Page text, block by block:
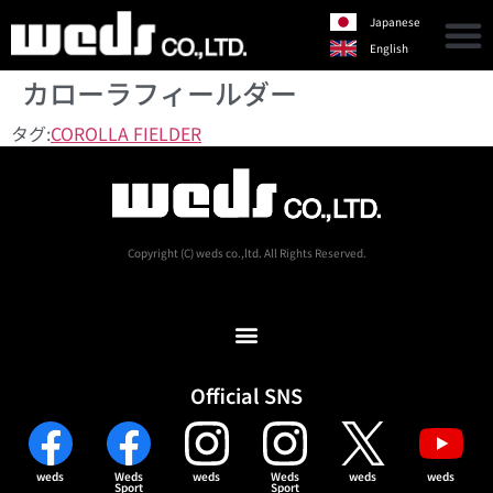
Japanese
English
カローラフィールダー
タグ:COROLLA FIELDER
Copyright (C) weds co.,ltd. All Rights Reserved.
Official SNS
weds Weds
Sport
weds Weds
Sport
weds weds